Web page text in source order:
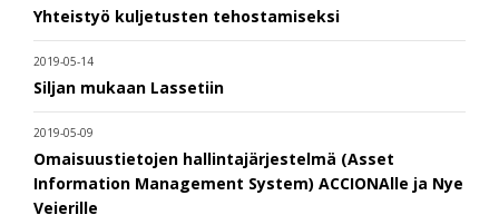
Yhteistyö kuljetusten tehostamiseksi
2019-05-14
Siljan mukaan Lassetiin
2019-05-09
Omaisuustietojen hallintajärjestelmä (Asset
Information Management System) ACCIONAlle ja Nye
Veierille